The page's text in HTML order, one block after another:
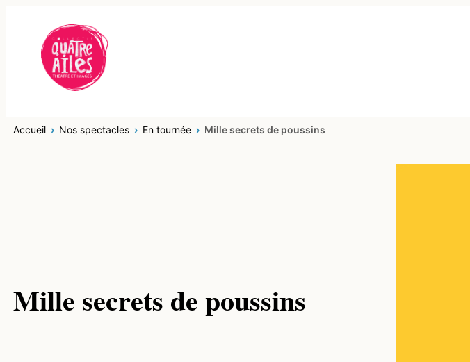
contenu
Accueil Nos spectacles En tournée Mille secrets de poussins
Mille secrets de poussins